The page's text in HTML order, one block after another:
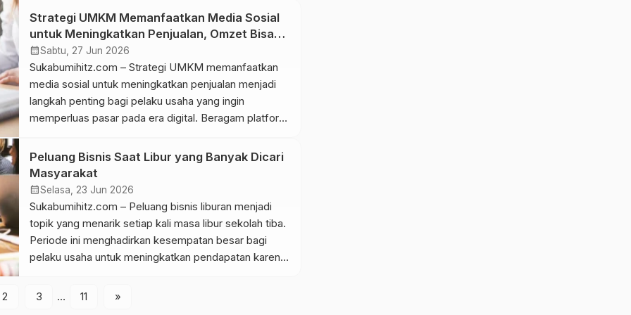
pemahaman materi lebih bergantung pada cara belajar
daripada lamanya waktu belajar. Perkembangan
teknologi memberi kemudahan memperoleh materi
kuliah. Namun, banyaknya sumber informasi […]
Strategi UMKM Memanfaatkan Media Sosial
untuk Meningkatkan Penjualan, Omzet Bisa
Naik!
calendar_monthSabtu, 27 Jun 2026
Sukabumihitz.com – Strategi UMKM memanfaatkan
media sosial untuk meningkatkan penjualan menjadi
langkah penting bagi pelaku usaha yang ingin
memperluas pasar pada era digital. Beragam platform
WhatsApp Business membantu UMKM
memperkenalkan produk, membangun kepercayaan
pelanggan, sekaligus mendorong peningkatan
penjualan. Melalui penerapan strategi yang tepat,
pelaku usaha mampu memperkuat daya saing dan […]
Peluang Bisnis Saat Libur yang Banyak Dicari
Masyarakat
calendar_monthSelasa, 23 Jun 2026
Sukabumihitz.com – Peluang bisnis liburan menjadi
topik yang menarik setiap kali masa libur sekolah tiba.
Periode ini menghadirkan kesempatan besar bagi
pelaku usaha untuk meningkatkan pendapatan karena
Selain berwisata, banyak keluarga juga mencari
2 3 … 11 »